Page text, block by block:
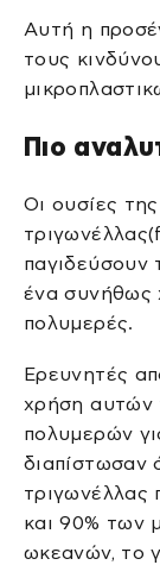
Αυτή η
τους
Πιο
Οι ουσίες
παγιδεύσουν
ένα συνήθως
πολυμερές.
Ερευνητές
χρήση αυτών
πολυμερών
διαπίστωσαν
τριγωνέλλας
και 90% των
ωκεανών, το